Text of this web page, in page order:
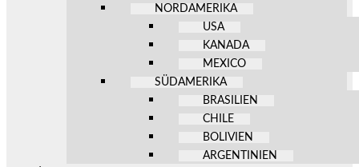
NORDAMERIKA
USA
KANADA
MEXICO
SÜDAMERIKA
BRASILIEN
CHILE
BOLIVIEN
ARGENTINIEN